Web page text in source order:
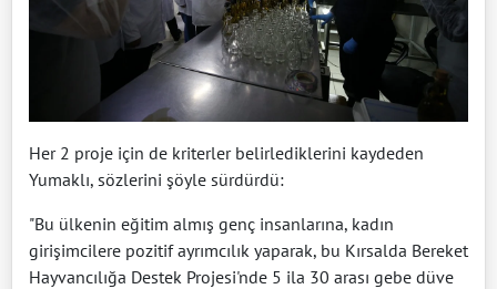
Her 2 proje için de kriterler belirlediklerini kaydeden
Yumaklı, sözlerini şöyle sürdürdü:
"Bu ülkenin eğitim almış genç insanlarına, kadın
girişimcilere pozitif ayrımcılık yaparak, bu Kırsalda Bereket
Hayvancılığa Destek Projesi'nde 5 ila 30 arası gebe düve